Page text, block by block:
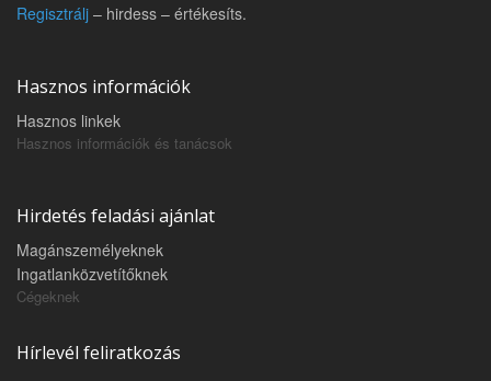
Regisztrálj – hirdess – értékesíts.
Hasznos információk
Hasznos linkek
Hasznos információk és tanácsok
Hirdetés feladási ajánlat
Magánszemélyeknek
Ingatlanközvetítőknek
Cégeknek
Hírlevél feliratkozás